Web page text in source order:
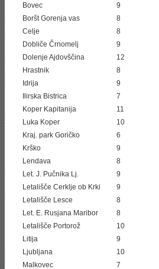
Bovec
9
Boršt Gorenja vas
8
Celje
8
Dobliče Črnomelj
9
Dolenje Ajdovščina
12
Hrastnik
8
Idrija
9
Ilirska Bistrica
7
Koper Kapitanija
11
Luka Koper
10
Kraj. park Goričko
6
Krško
9
Lendava
8
Let. J. Pučnika Lj.
9
Letališče Cerklje ob Krki
9
Letališče Lesce
8
Let. E. Rusjana Maribor
8
Letališče Portorož
10
Litija
9
Ljubljana
10
Malkovec
7